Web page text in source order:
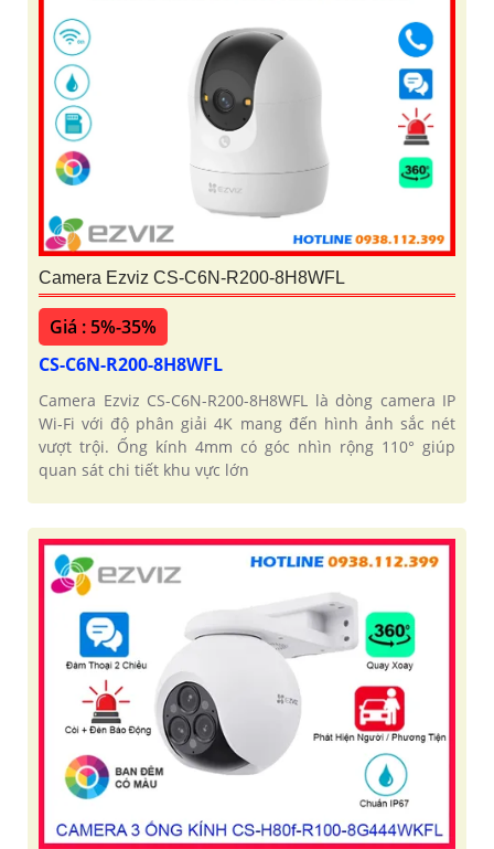
Camera Ezviz CS-C6N-R200-8H8WFL
Giá : 5%-35%
CS-C6N-R200-8H8WFL
Camera Ezviz CS-C6N-R200-8H8WFL là dòng camera IP
Wi-Fi với độ phân giải 4K mang đến hình ảnh sắc nét
vượt trội. Ống kính 4mm có góc nhìn rộng 110° giúp
quan sát chi tiết khu vực lớn